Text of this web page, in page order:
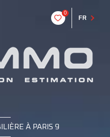
0
FR
À PARIS 9